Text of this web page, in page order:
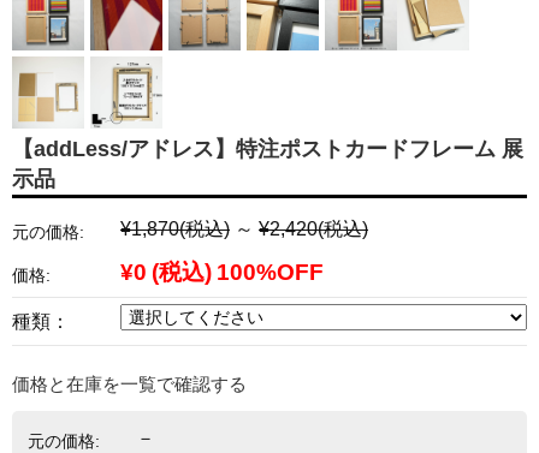
【addLess/アドレス】特注ポストカードフレーム 展
示品
元の価格: ¥1,870(税込) ～ ¥2,420(税込)
価格: ¥0 (税込) 100%OFF
種類：
価格と在庫を一覧で確認する
元の価格: －